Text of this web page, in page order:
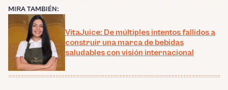
MIRA TAMBIÉN:
VitaJuice: De múltiples intentos fallidos a
construir una marca de bebidas
saludables con visión internacional